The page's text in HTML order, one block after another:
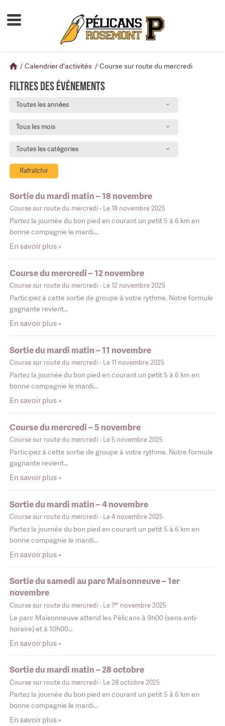
Accueil
Calendrier d'activités
/ Calendrier d'activités / Course sur route du mercredi
Filtres des événements
Toutes les années
Tous les mois
Toutes les catégories
Rafraîchir
Sortie du mardi matin – 18 novembre
Course sur route du mercredi- Le 18 novembre 2025
Partez la journée du bon pied en courant un petit 5 à 6 km en
bonne compagnie le mardi…
En savoir plus »
Course du mercredi – 12 novembre
Course sur route du mercredi- Le 12 novembre 2025
Participez à cette sortie de groupe à votre rythme. Notre formule
gagnante revient…
En savoir plus »
Sortie du mardi matin – 11 novembre
Course sur route du mercredi- Le 11 novembre 2025
Partez la journée du bon pied en courant un petit 5 à 6 km en
bonne compagnie le mardi…
En savoir plus »
Course du mercredi – 5 novembre
Course sur route du mercredi- Le 5 novembre 2025
Participez à cette sortie de groupe à votre rythme. Notre formule
gagnante revient…
En savoir plus »
Sortie du mardi matin – 4 novembre
Course sur route du mercredi- Le 4 novembre 2025
Partez la journée du bon pied en courant un petit 5 à 6 km en
bonne compagnie le mardi…
En savoir plus »
Sortie du samedi au parc Maisonneuve – 1er
novembre
Course sur route du mercredi- Le 1ernovembre 2025
Le parc Maisonneuve attend les Pélicans à 9h00 (sens anti-
horaire) et à 10h00…
En savoir plus »
Sortie du mardi matin – 28 octobre
Course sur route du mercredi- Le 28 octobre 2025
Partez la journée du bon pied en courant un petit 5 à 6 km en
bonne compagnie le mardi…
En savoir plus »